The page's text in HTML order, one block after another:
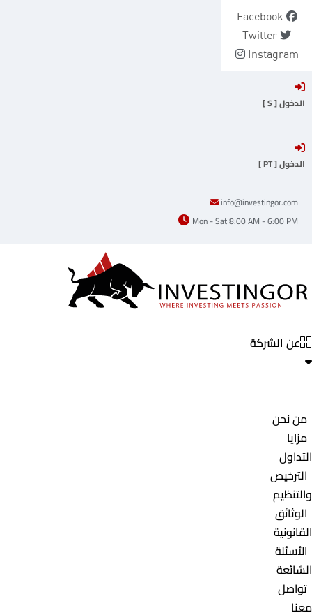
content
Facebook
Twitter
Instagram
الدخول [ S ]
الدخول [ PT ]
info@investingor.com
Mon - Sat 8:00 AM - 6:00 PM
عن الشركة
من نحن
مزايا
التداول
الترخيص
والتنظيم
الوثائق
القانونية
الأسئلة
الشائعة
تواصل
معنا